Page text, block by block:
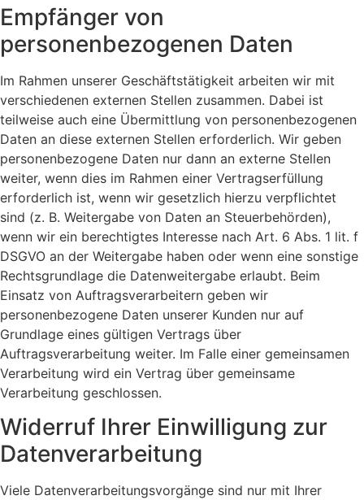
Empfänger von
personenbezogenen Daten
Im Rahmen unserer Geschäftstätigkeit arbeiten wir mit
verschiedenen externen Stellen zusammen. Dabei ist
teilweise auch eine Übermittlung von personenbezogenen
Daten an diese externen Stellen erforderlich. Wir geben
personenbezogene Daten nur dann an externe Stellen
weiter, wenn dies im Rahmen einer Vertragserfüllung
erforderlich ist, wenn wir gesetzlich hierzu verpflichtet
sind (z. B. Weitergabe von Daten an Steuerbehörden),
wenn wir ein berechtigtes Interesse nach Art. 6 Abs. 1 lit. f
DSGVO an der Weitergabe haben oder wenn eine sonstige
Rechtsgrundlage die Datenweitergabe erlaubt. Beim
Einsatz von Auftragsverarbeitern geben wir
personenbezogene Daten unserer Kunden nur auf
Grundlage eines gültigen Vertrags über
Auftragsverarbeitung weiter. Im Falle einer gemeinsamen
Verarbeitung wird ein Vertrag über gemeinsame
Verarbeitung geschlossen.
Widerruf Ihrer Einwilligung zur
Datenverarbeitung
Viele Datenverarbeitungsvorgänge sind nur mit Ihrer